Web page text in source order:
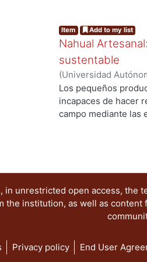
con los cuales se
Item Add to my list
Nahual
sustentable
(Universidad
de Servicios de
Los pequeños
incapaces de hacer
campo mediante las
de emprendimiento
organización entre
productores,
organizaciones que
personas
productos durante
estrategia que
unrestricted open access, the
the institution, as well as
Privacy policy End User